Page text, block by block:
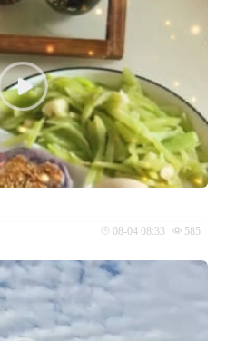
08-04 08:33 585